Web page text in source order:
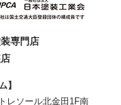
専門店
】
レソール北金田1F南